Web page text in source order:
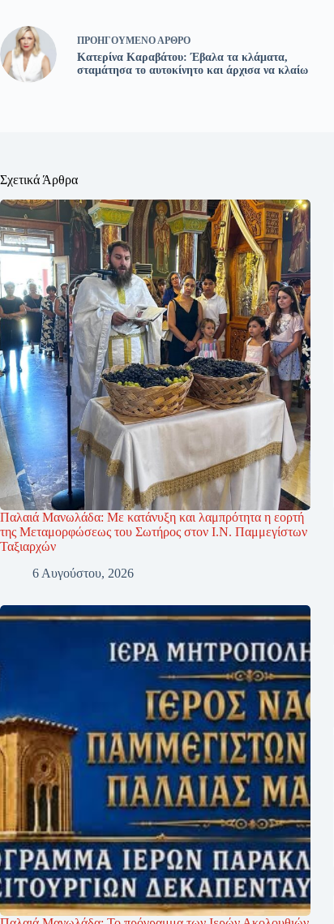
ΠΡΟΗΓΟΎΜΕΝΟΆΡΘΡΟ
Κατερίνα Καραβάτου: Έβαλα τα κλάματα,
σταμάτησα το αυτοκίνητο και άρχισα να κλαίω
Σχετικά Άρθρα
Παλαιά Μανωλάδα: Με κατάνυξη και λαμπρότητα η εορτή
της Μεταμορφώσεως του Σωτήρος στον Ι.Ν. Παμμεγίστων
Ταξιαρχών
6 Αυγούστου, 2026